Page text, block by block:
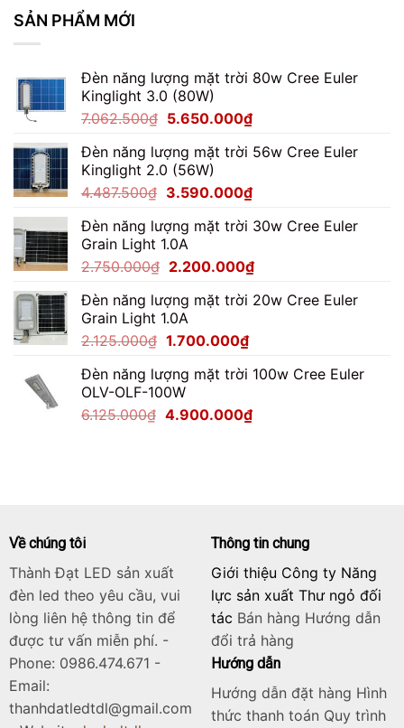
Bóng
Đá
Mini
SẢN PHẨM MỚI
Đèn năng lượng mặt trời 80w Cree Euler
Kinglight 3.0 (80W)
7.062.500₫ Giá
là:
7.062.500₫.
5.650.000₫Giá
tại
5.650.000₫.
Đèn năng lượng mặt trời 56w Cree Euler
Kinglight 2.0 (56W)
4.487.500₫ Giá
là:
4.487.500₫.
3.590.000₫Giá
tại
3.590.000₫.
Đèn năng lượng mặt trời 30w Cree Euler
Grain Light 1.0A
2.750.000₫ Giá
là:
2.750.000₫.
2.200.000₫Giá
tại
Đèn năng lượng mặt trời 20w Cree Euler
Grain Light 1.0A
2.125.000₫ Giá
là:
2.125.000₫.
1.700.000₫Giá
tại
1.700.000₫.
Đèn năng lượng mặt trời 100w Cree Euler
OLV-OLF-100W
6.125.000₫ Giá
4.900.000₫Giá
Về chúng tôi
Thành Đạt LED sản xuất
đèn led theo yêu cầu, vui
lòng liên hệ thông tin để
được tư vấn miễn phí. -
Phone: 0986.474.671 -
Email:
thanhdatledtdl@gmail.com
Thông tin chung
Giới thiệu Công ty Năng
lực sản xuất Thư ngỏ đối
tác Bán hàng Hướng dẫn
đổi trả hàng
Hướng dẫn
Hướng dẫn đặt hàng Hình
thức thanh toán Quy trình